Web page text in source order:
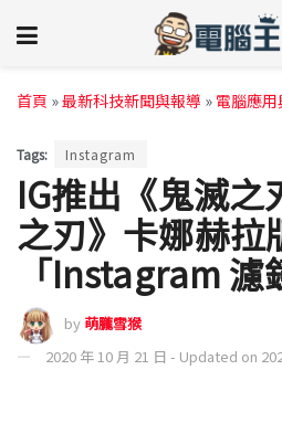
首頁 »最新科技新聞與報導 » 電腦應
Tags: Instagram
IG推出《鬼滅之
之刃》卡娜赫拉
「Instagram 濾
by 萌朧雪猴
2020 年 10 月 21 日 - Updated on